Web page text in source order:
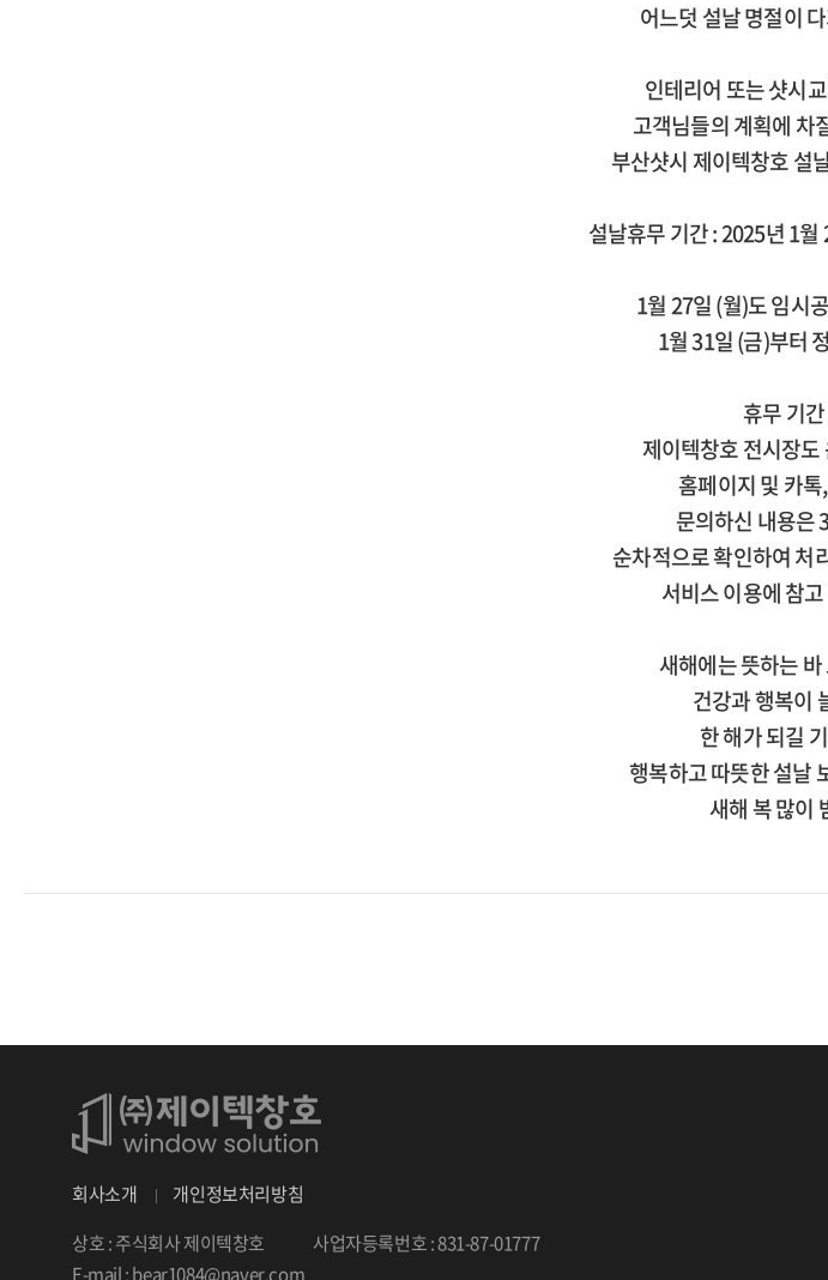
어느덧 설날 명절이
인테리어 또는 샷시
고객님들의 계획에 차
부산샷시 제이텍창호 설
설날휴무 기간 : 2025년 1
1월 27일 (월)도 임시
1월 31일 (금)부터
휴무 기
제이텍창호 전시장
홈페이지 및 카
문의하신 내용은
순차적으로 확인하여 처
서비스 이용에 참
새해에는 뜻하는
건강과 행복이
한 해가 되길
행복하고 따뜻한 설날
새해 복 많이
회사소개
개인정보처리방침
상호 : 주식회사 제이텍창호
사업자등록번호 : 831-87-01777
E-mail : bear1084@naver.com